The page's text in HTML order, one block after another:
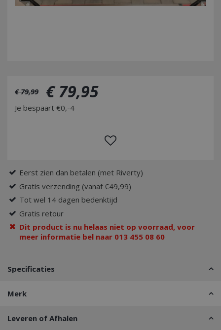
€ 79,99 € 79,95
Je bespaart €0,-4
Eerst zien dan betalen (met Riverty)
Gratis verzending (vanaf €49,99)
Tot wel 14 dagen bedenktijd
Gratis retour
Dit product is nu helaas niet op voorraad, voor
meer informatie bel naar 013 455 08 60
Specificaties
Merk
Leveren of Afhalen